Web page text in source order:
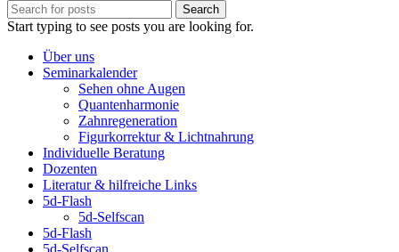
Search
Start typing to see posts you are looking for.
Über uns
Seminarkalender
Sehen ohne Augen
Quantenharmonie
Zahnregeneration
Figurkorrektur & Lichtnahrung
Individuelle Beratung
Dozenten
Literatur & hilfreiche Links
5d-Flash
5d-Selfscan
5d-Flash
5d-Selfscan